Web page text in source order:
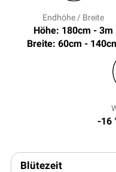
Endhöhe / Breite
Höhe: 180cm - 3m
Breite: 60cm -
-16
Blütezeit